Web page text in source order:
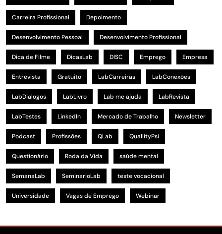
Carreira Profissional Depoimento
Desenvolvimento Pessoal Desenvolvimento Profissional
Dica de Filme DicasLab DISC Emprego Empresa
Entrevista Gratuito LabCarreiras LabConexões
LabDialogos LabLivro Lab me ajuda LabRevista
LabTestes LinkedIn Mercado de Trabalho Newsletter
Podcast Profissões QLab QuallityPsi
Questionário Roda da Vida saúde mental
SemanaLab SeminarioLab teste vocacional
Universidade Vagas de Emprego Webinar